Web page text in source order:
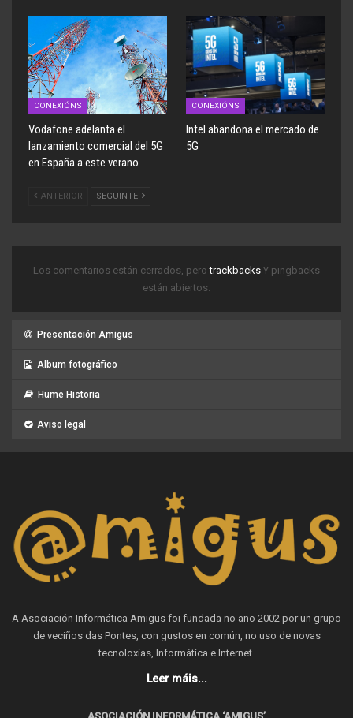
CONEXIÓNS
Vodafone adelanta el
lanzamiento comercial del 5G
en España a este verano
CONEXIÓNS
Intel abandona el mercado de
5G
ANTERIOR SEGUINTE
Los comentarios están cerrados, perotrackbacks Y pingbacks
están abiertos.
Presentación Amigus
Album fotográfico
Hume Historia
Aviso legal
A Asociación Informática Amigus foi fundada no ano 2002 por un grupo
de veciños das Pontes, con gustos en común, no uso de novas
tecnoloxías, Informática e Internet.
Leer máis...